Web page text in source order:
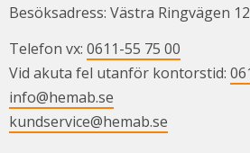
Besöksadress: Västra Ringvägen
Telefon vx: 0611-55 75 00
Vid akuta fel utanför kontorstid:
info@hemab.se
kundservice@hemab.se